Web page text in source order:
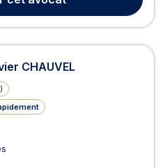
mesure de vous assi...
CHAUVEL
)